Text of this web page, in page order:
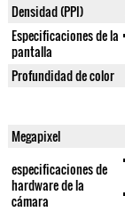
Densidad (PPI)
Especificaciones de la
pantalla
Profundidad de color
Megapixel
especificaciones de
hardware de la
cámara